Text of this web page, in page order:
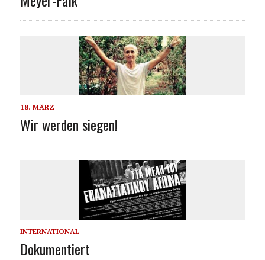
18. MÄRZ
Wir werden siegen!
INTERNATIONAL
Dokumentiert